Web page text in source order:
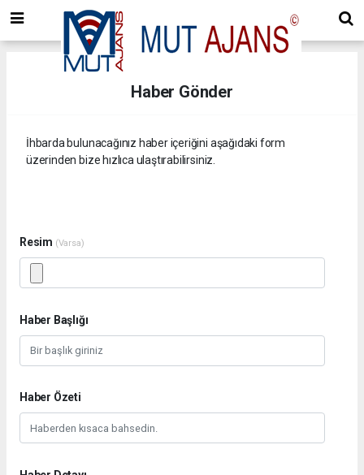
Haber Gönder
İhbarda bulunacağınız haber içeriğini aşağıdaki form
üzerinden bize hızlıca ulaştırabilirsiniz.
Resim (Varsa)
Haber Başlığı
Haber Özeti